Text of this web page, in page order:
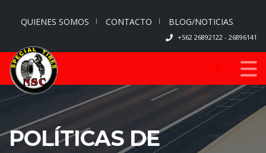
QUIENES SOMOS CONTACTO BLOG/NOTICIAS
+562 26892122 - 26896141
POLÍTICAS DE